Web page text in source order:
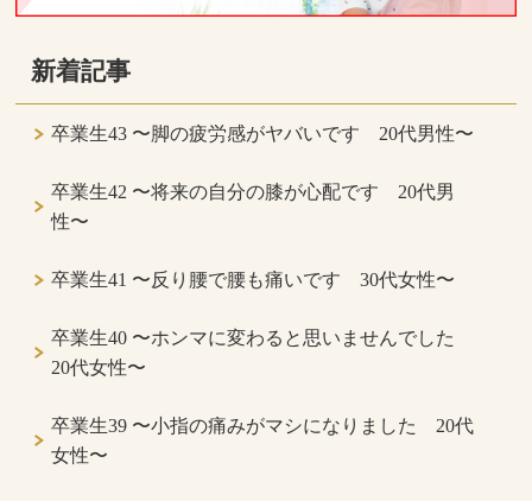
新着記事
卒業生43 〜脚の疲労感がヤバいです 20代男性〜
卒業生42 〜将来の自分の膝が心配です 20代男
性〜
卒業生41 〜反り腰で腰も痛いです 30代女性〜
卒業生40 〜ホンマに変わると思いませんでした
20代女性〜
卒業生39 〜小指の痛みがマシになりました 20代
女性〜